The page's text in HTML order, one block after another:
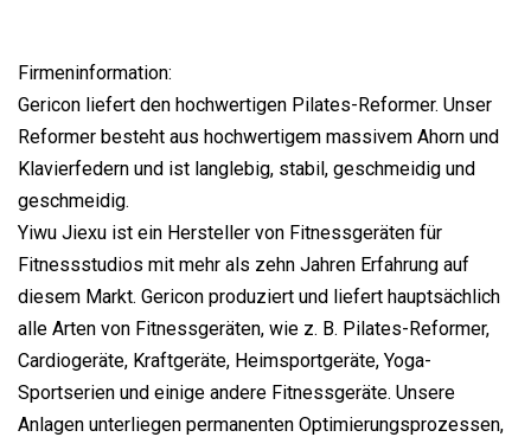
Firmeninformation:
Gericon liefert den hochwertigen Pilates-Reformer. Unser
Reformer besteht aus hochwertigem massivem Ahorn und
Klavierfedern und ist langlebig, stabil, geschmeidig und
geschmeidig.
Yiwu Jiexu ist ein Hersteller von Fitnessgeräten für
Fitnessstudios mit mehr als zehn Jahren Erfahrung auf
diesem Markt. Gericon produziert und liefert hauptsächlich
alle Arten von Fitnessgeräten, wie z. B. Pilates-Reformer,
Cardiogeräte, Kraftgeräte, Heimsportgeräte, Yoga-
Sportserien und einige andere Fitnessgeräte. Unsere
Anlagen unterliegen permanenten Optimierungsprozessen,